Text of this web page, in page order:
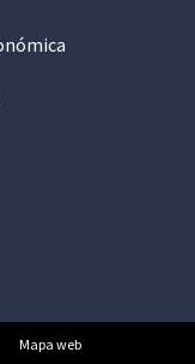
Mapa web